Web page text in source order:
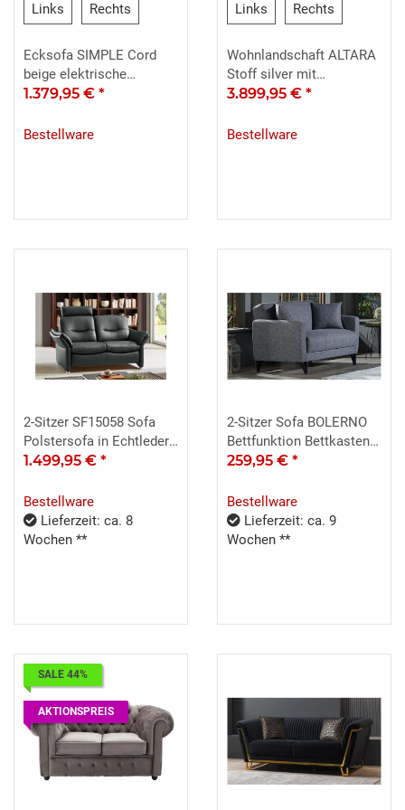
Links LinksRechts
Ecksofa SIMPLE Cord
beige elektrische
Sitztiefenverstellung
1.379,95 € *
Bestellware
Links LinksRechts
Wohnlandschaft ALTARA
Stoff silver mit
Kopfteilverstellung
3.899,95 € *
Bestellware
2-Sitzer SF15058 Sofa
Polstersofa in Echtleder
schwarz Hukla
1.499,95 € *
Bestellware
Lieferzeit: ca. 8
Wochen **
2-Sitzer Sofa BOLERNO
Bettfunktion Bettkasten
grau 146x85
259,95 € *
Bestellware
Lieferzeit: ca. 9
Wochen **
SALE 44%
AKTIONSPREIS